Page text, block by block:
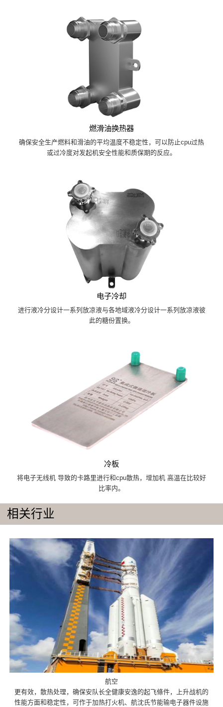
燃滑油换热器
确保安全生产燃料和滑油的平均温度不稳定性，可以防止cpu过热
或过冷度对发起机安全性能和质保期的反应。
电子冷却
进行液冷分设计一系列放凉液与各地域液冷分设计一系列放凉液彼
此的糖份置换。
冷板
将电子无线机 导致的卡路里进行和cpu散热，增加机 高温在比较好
比率内。
相关行业
航空
更有效，散热处理，确保安队长全健康安逸的起飞條件，上升战机的
性能方面和稳定性，可作于加热打火机、航沈氏节能输电子器件设施